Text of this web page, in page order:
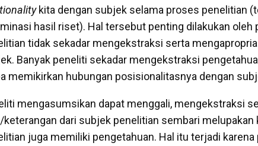
kita dengan subjek selama proses penelitian
hasil riset). Hal tersebut penting dilakukan
tidak sekadar mengekstraksi serta
Banyak peneliti sekadar mengekstraksi
memikirkan hubungan posisionalitasnya dengan
mengasumsikan dapat menggali, mengekstraksi
keterangan dari subjek penelitian sembari melupakan
juga memiliki pengetahuan. Hal itu terjadi